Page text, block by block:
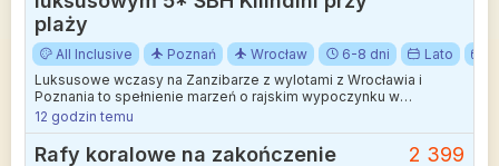
plaży
All Inclusive Poznań Wrocław 6-8 dni Lato
Luksusowe wczasy na Zanzibarze z wylotami z Wrocławia i
Poznania to spełnienie marzeń o rajskim wypoczynku w
otoczeniu palm i turkusowego oceanu.
12 godzin temu
Rafy koralowe na zakończenie 2 399